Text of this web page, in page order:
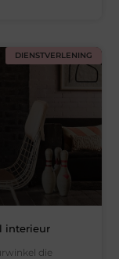
DIENSTVERLENING
interieur
die